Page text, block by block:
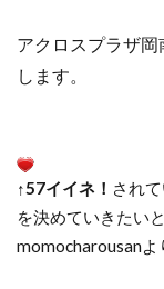
アクロスプラザ
します。
↑57イイネ！ され
を決めていきたい
momocharousanよ